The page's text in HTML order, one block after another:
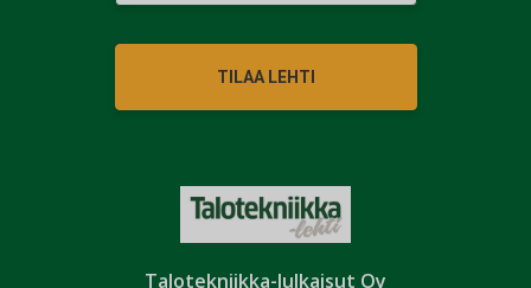
Talotekniikka-Julkaisut Oy
TILAA LEHTI